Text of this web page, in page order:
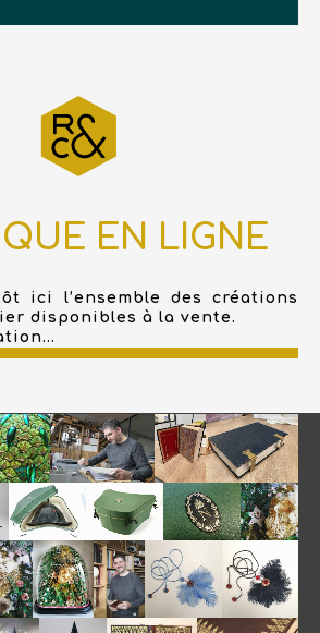
EN LIGNE
ici l’ensemble des créations
disponibles à la vente.